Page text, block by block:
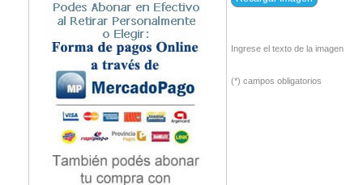
Ingrese el texto de la imagen
(*) campos obligatorios